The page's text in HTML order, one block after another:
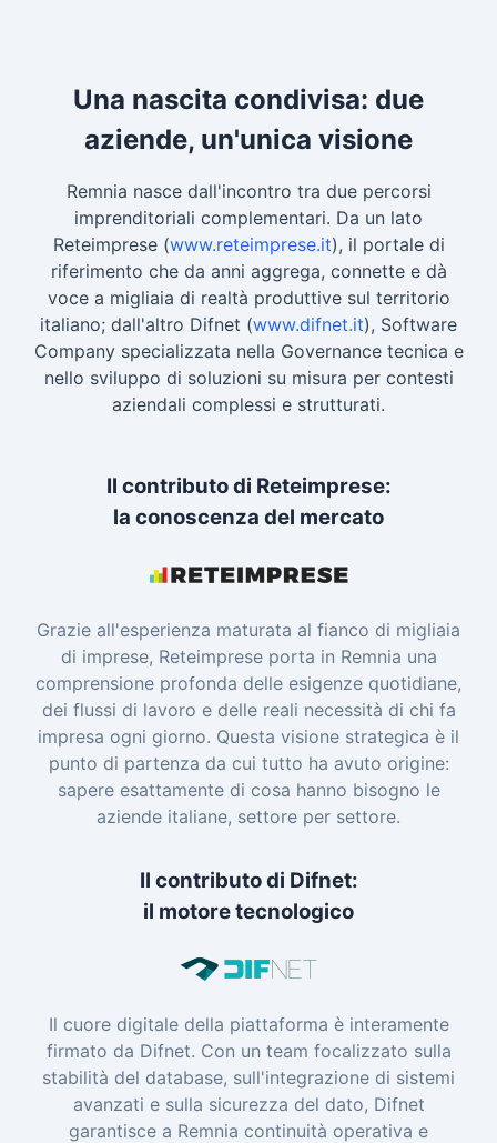
Una nascita condivisa: due
aziende, un'unica visione
Remnia nasce dall'incontro tra due percorsi
imprenditoriali complementari. Da un lato
Reteimprese (www.reteimprese.it), il portale di
riferimento che da anni aggrega, connette e dà
voce a migliaia di realtà produttive sul territorio
italiano; dall'altro Difnet (www.difnet.it), Software
Company specializzata nella Governance tecnica e
nello sviluppo di soluzioni su misura per contesti
aziendali complessi e strutturati.
Il contributo di Reteimprese:
la conoscenza del mercato
Grazie all'esperienza maturata al fianco di migliaia
di imprese, Reteimprese porta in Remnia una
comprensione profonda delle esigenze quotidiane,
dei flussi di lavoro e delle reali necessità di chi fa
impresa ogni giorno. Questa visione strategica è il
punto di partenza da cui tutto ha avuto origine:
sapere esattamente di cosa hanno bisogno le
aziende italiane, settore per settore.
Il contributo di Difnet:
il motore tecnologico
Il cuore digitale della piattaforma è interamente
firmato da Difnet. Con un team focalizzato sulla
stabilità del database, sull'integrazione di sistemi
avanzati e sulla sicurezza del dato, Difnet
garantisce a Remnia continuità operativa e